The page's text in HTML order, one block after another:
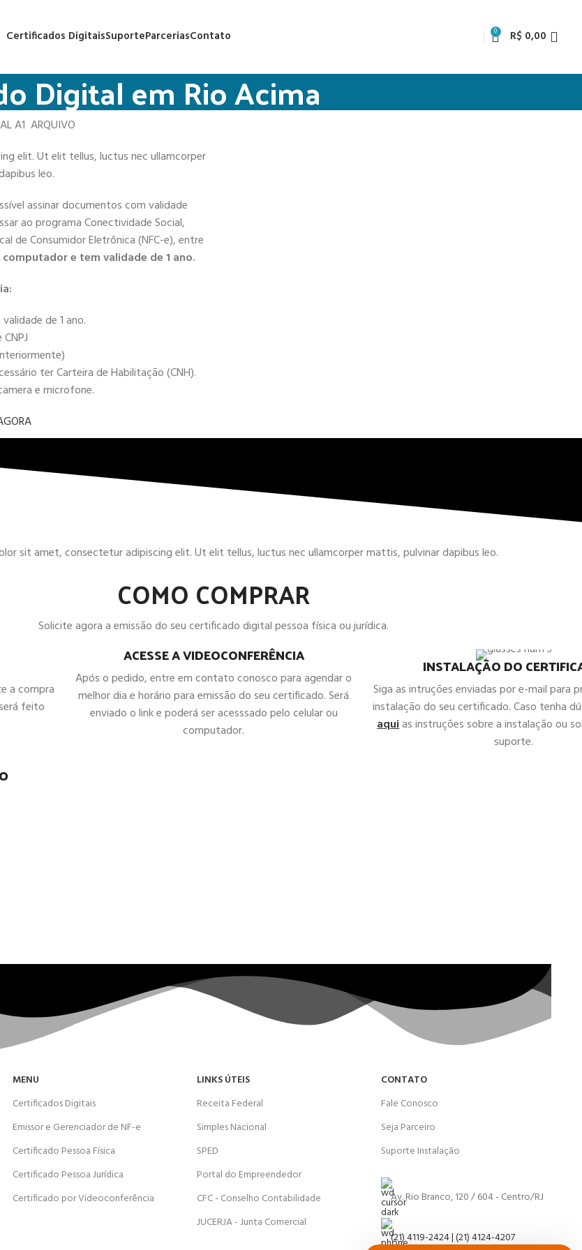
Certificados DigitaisSuporteParceriasContato 0 R$ 0,00
Digital em Rio Acima
A1 ARQUIVO
elit. Ut elit tellus, luctus nec ullamcorper
leo.
assinar documentos com validade
ao programa Conectividade Social,
de Consumidor Eletrônica (NFC-e), entre
e tem validade de 1 ano.
de 1 ano.
ter Carteira de Habilitação (CNH).
e microfone.
sit amet, consectetur adipiscing elit. Ut elit tellus, luctus nec ullamcorper mattis, pulvinar dapibus leo.
COMO COMPRAR
Solicite agora a emissão do seu certificado digital pessoa física ou jurídica.
a compra
feito
ACESSE A VIDEOCONFERÊNCIA
Após o pedido, entre em contato conosco para agendar o
melhor dia e horário para emissão do seu certificado. Será
enviado o link e poderá ser acesssado pelo celular ou
computador.
INSTALAÇÃO DO
Siga as intruções enviadas por e-mail para
instalação do seu certificado. Caso tenha
aquias instruções sobre a instalação ou
suporte.
MENU
Certificados Digitais
Emissor e Gerenciador de NF-e
Certificado Pessoa Física
Certificado Pessoa Jurídica
Certificado por Videoconferência
LINKS ÚTEIS
Receita Federal
Simples Nacional
SPED
Portal do Empreendedor
CFC - Conselho Contabilidade
JUCERJA - Junta Comercial
CONTATO
Fale Conosco
Seja Parceiro
Suporte Instalação
Av. Rio Branco, 120 / 604 - Centro/RJ
(21) 4119-2424 | (21) 4124-4207